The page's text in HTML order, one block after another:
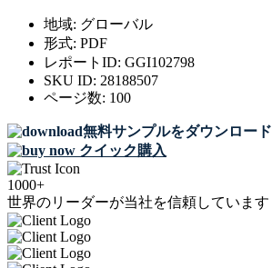
地域: グローバル
形式: PDF
レポートID: GGI102798
SKU ID: 28188507
ページ数: 100
無料サンプルをダウンロード
クイック購入
1000+
世界のリーダーが当社を信頼しています